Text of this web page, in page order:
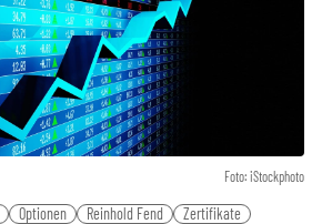
Foto: iStockphoto
Optionen Reinhold Fend Zertifikate